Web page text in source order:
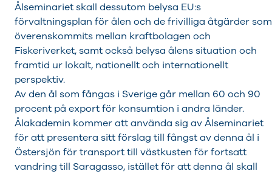
Ålseminariet skall dessutom belysa EU:s
förvaltningsplan för ålen och de frivilliga åtgärder som
överenskommits mellan kraftbolagen och
Fiskeriverket, samt också belysa ålens situation och
framtid ur lokalt, nationellt och internationellt
perspektiv.
Av den ål som fångas i Sverige går mellan 60 och 90
procent på export för konsumtion i andra länder.
Ålakademin kommer att använda sig av Ålseminariet
för att presentera sitt förslag till fångst av denna ål i
Östersjön för transport till västkusten för fortsatt
vandring till Saragasso, istället för att denna ål skall